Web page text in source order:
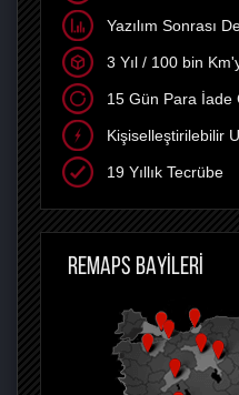
Yazılım Sonrası
3 Yıl / 100 bin
15 Gün Para İade
Kişiselleştirilebilir
19 Yıllık Tecrübe
REMAPS BAYİLERİ